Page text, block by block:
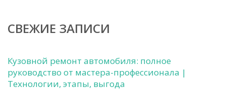
СВЕЖИЕ ЗАПИСИ
Кузовной ремонт автомобиля: полное
руководство от мастера-профессионала |
Технологии, этапы, выгода